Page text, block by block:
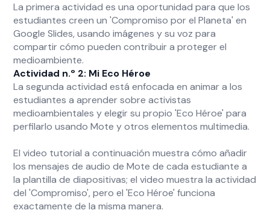
La primera actividad es una oportunidad para que los
estudiantes creen un 'Compromiso por el Planeta' en
Google Slides, usando imágenes y su voz para
compartir cómo pueden contribuir a proteger el
medioambiente.
Actividad n.º 2: Mi Eco Héroe
La segunda actividad está enfocada en animar a los
estudiantes a aprender sobre activistas
medioambientales y elegir su propio 'Eco Héroe' para
perfilarlo usando Mote y otros elementos multimedia.
El video tutorial a continuación muestra cómo añadir
los mensajes de audio de Mote de cada estudiante a
la plantilla de diapositivas; el video muestra la actividad
del 'Compromiso', pero el 'Eco Héroe' funciona
exactamente de la misma manera.